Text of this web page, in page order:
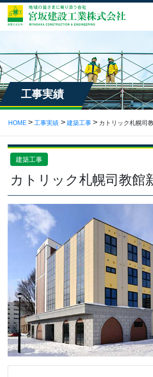
工事実績
HOME 工事実績 建築工事 カトリック札幌司
建築工事
カトリック札幌司教館